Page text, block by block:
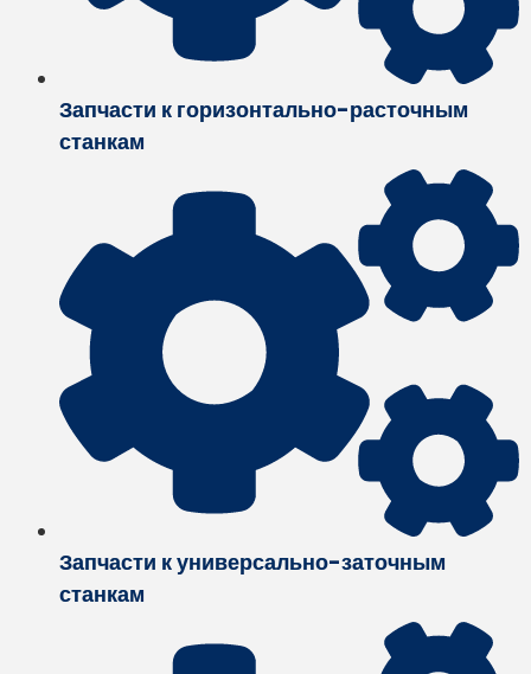
Запчасти к горизонтально-расточным
станкам
Запчасти к универсально-заточным
станкам